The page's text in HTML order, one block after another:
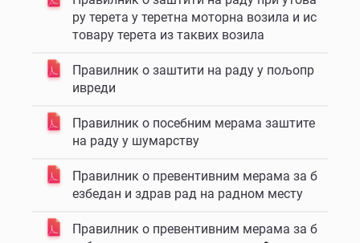
ру терета у теретна моторна возила и ис
товару терета из таквих возила
Правилник о заштити на раду у пољопр
ивреди
Правилник о посебним мерама заштите
на раду у шумарству
Правилник о превентивним мерама за б
езбедан и здрав рад на радном месту
Правилник о превентивним мерама за б